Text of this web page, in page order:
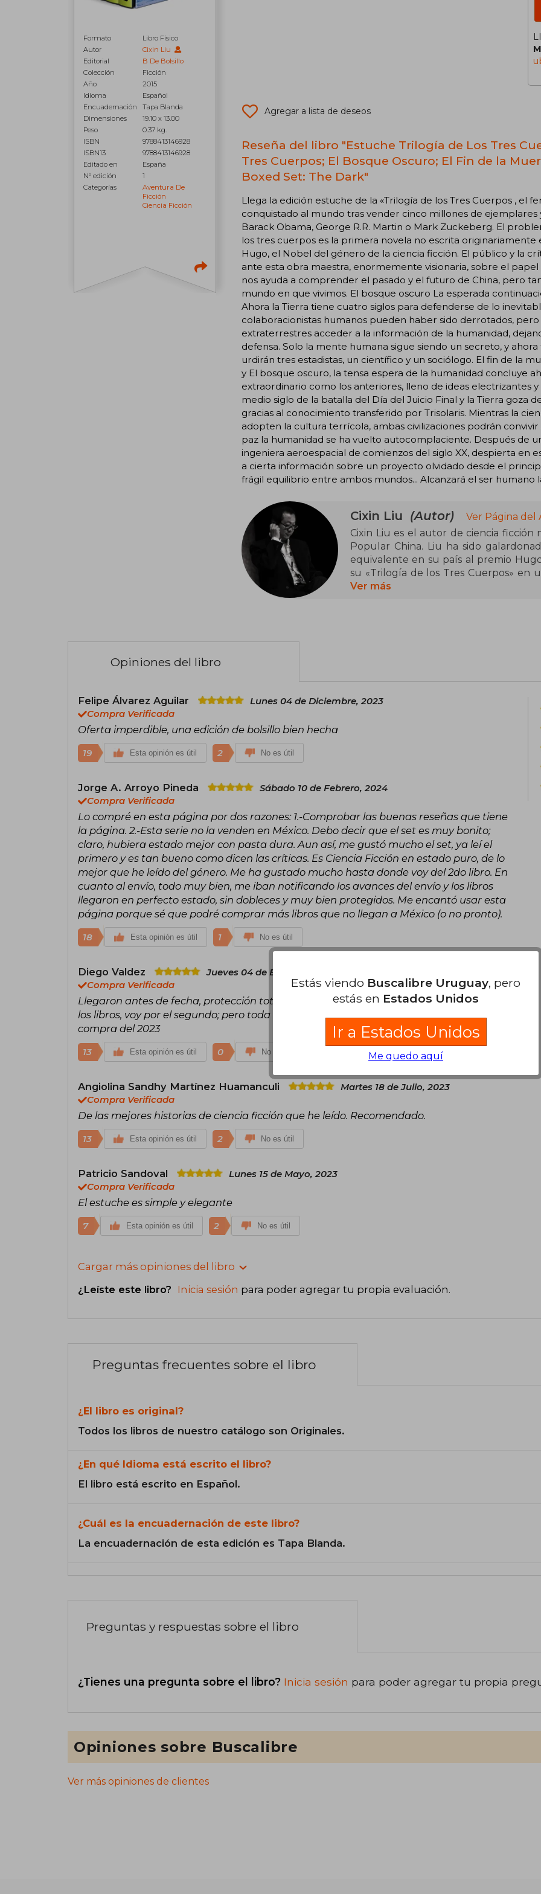
Formato
Libro Físico
Autor
Cixin Liu
Editorial
B De Bolsillo
Colección
Ficción
Año
2015
Idioma
Español
Encuadernación
Tapa Blanda
Dimensiones
19.10 x 13.00
Peso
0.37 kg.
ISBN
9788413146928
ISBN13
9788413146928
Editado en
España
N° edición
1
Categorías
Aventura De
Ficción
Ciencia Ficción
Agregar a lista de deseos
Reseña del libro "Estuche Trilogía de Los Tres
Tres Cuerpos; El Bosque Oscuro; El Fin de la
Boxed Set: The Dark"
Llega la edición estuche de la «Trilogía de los Tres Cuerpos , el
conquistado al mundo tras vender cinco millones de
Barack Obama, George R.R. Martin o Mark Zuckeberg. El
los tres cuerpos es la primera novela no escrita
Hugo, el Nobel del género de la ciencia ficción. El público y la
ante esta obra maestra, enormemente visionaria, sobre el
nos ayuda a comprender el pasado y el futuro de China, pero
mundo en que vivimos. El bosque oscuro La esperada
Ahora la Tierra tiene cuatro siglos para defenderse de lo
colaboracionistas humanos pueden haber sido derrotados,
extraterrestres acceder a la información de la humanidad,
defensa. Solo la mente humana sigue siendo un secreto, y
urdirán tres estadistas, un científico y un sociólogo. El fin de la
y El bosque oscuro, la tensa espera de la humanidad concluye
extraordinario como los anteriores, lleno de ideas electrizantes
medio siglo de la batalla del Día del Juicio Final y la Tierra goza
gracias al conocimiento transferido por Trisolaris. Mientras la
adopten la cultura terrícola, ambas civilizaciones podrán
paz la humanidad se ha vuelto autocomplaciente. Después de
ingeniera aeroespacial de comienzos del siglo XX, despierta en
a cierta información sobre un proyecto olvidado desde el
frágil equilibrio entre ambos mundos... Alcanzará el ser humano
Cixin Liu (Autor)
Ver Página del
Cixin Liu es el autor de ciencia
Popular China. Liu ha sido
equivalente en su país al premio
su «Trilogía de los Tres Cuerpos» en
ejemplares solo en China, despertar
todos ellos quienes han
sensaciones literarias de los últimos
Antes de ser escritor, Liu trabajó
ciudad china de Yangquán, en la
Ver más
Opiniones del libro
Felipe Álvarez Aguilar
Lunes 04 de Diciembre, 2023
Compra Verificada
Oferta imperdible, una edición de bolsillo bien hecha
19 Esta opinión es útil 2 No es útil
Jorge A. Arroyo Pineda
Sábado 10 de Febrero, 2024
Compra Verificada
Lo compré en esta página por dos razones: 1.-Comprobar las buenas reseñas que tiene
la página. 2.-Esta serie no la venden en México. Debo decir que el set es muy bonito;
claro, hubiera estado mejor con pasta dura. Aun así, me gustó mucho el set, ya leí el
primero y es tan bueno como dicen las críticas. Es Ciencia Ficción en estado puro, de lo
mejor que he leído del género. Me ha gustado mucho hasta donde voy del 2do libro. En
cuanto al envío, todo muy bien, me iban notificando los avances del envío y los libros
llegaron en perfecto estado, sin dobleces y muy bien protegidos. Me encantó usar esta
página porque sé que podré comprar más libros que no llegan a México (o no pronto).
18 Esta opinión es útil 1 No es útil
Diego Valdez
Jueves 04 de Enero, 2024
Compra Verificada
Llegaron antes de fecha, protección total, 10/10 el servicio de entrega. Con respecto a
los libros, voy por el segundo; pero toda la saga es un viaje en todo sentido, la mejor
compra del 2023
13 Esta opinión es útil 0 No es útil
Angiolina Sandhy Martínez Huamanculi
Martes 18 de Julio, 2023
Compra Verificada
De las mejores historias de ciencia ficción que he leído. Recomendado.
13 Esta opinión es útil 2 No es útil
Patricio Sandoval
Lunes 15 de Mayo, 2023
Compra Verificada
El estuche es simple y elegante
7 Esta opinión es útil 2 No es útil
Cargar más opiniones del libro
¿Leíste este libro? Inicia sesión para poder agregar tu propia evaluación.
Preguntas frecuentes sobre el libro
¿El libro es original?
Todos los libros de nuestro catálogo son Originales.
¿En qué Idioma está escrito el libro?
El libro está escrito en Español.
¿Cuál es la encuadernación de este libro?
La encuadernación de esta edición es Tapa Blanda.
Preguntas y respuestas sobre el libro
¿Tienes una pregunta sobre el libro? Inicia sesión para poder agregar tu propia
Opiniones sobre Buscalibre
Ver más opiniones de clientes
Estás viendo Buscalibre Uruguay, pero
estás en Estados Unidos
Ir a Estados Unidos
Me quedo aquí